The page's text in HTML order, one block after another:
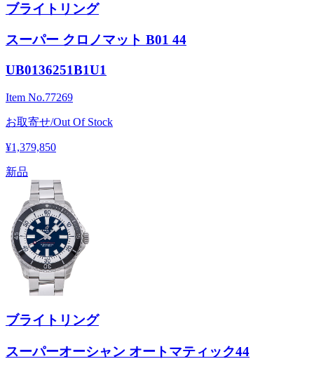
ブライトリング
スーパー クロノマット B01 44
UB0136251B1U1
Item No.77269
お取寄せ/Out Of Stock
¥1,379,850
新品
ブライトリング
スーパーオーシャン オートマティック44